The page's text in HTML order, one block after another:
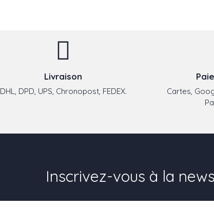
Livraison
DHL, DPD, UPS, Chronopost, FEDEX.
Cartes,
Inscrivez-vous à la